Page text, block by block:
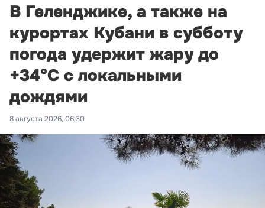
В Геленджике, а также на
курортах Кубани в субботу
погода удержит жару до
+34°С с локальными
дождями
8 августа 2026, 06:30